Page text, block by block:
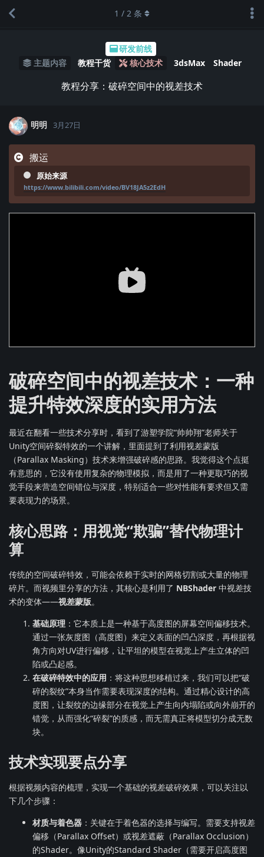
研发前线
主题内容
教程干货 核心技术 3dsMax Shader
教程分享：破碎空间中的视差技术
1 / 2 条
明明 3月27日
搬运
原始来源
https://www.bilibili.com/video/BV18JA5z2EdH
破碎空间中的视差技术：一种
提升特效深度的实用方法
最近在翻看一些技术分享时，看到了游塑学院“帅帅翔”老师关于
Unity空间碎裂特效的一个讲解，里面提到了利用视差蒙版
（Parallax Masking）技术来增强破碎感的思路。我觉得这个点挺
有意思的，它没有使用复杂的物理模拟，而是用了一种更取巧的视
觉手段来营造空间错位与深度，特别适合一些对性能有要求但又需
要表现力的场景。
核心思路：用视觉“欺骗”替代物理计
算
传统的空间破碎特效，可能会依赖于实时的网格切割或大量的物理
碎片。而视频里分享的方法，其核心是利用了 NBShader 中视差技
术的变体——视差蒙版。
基础原理 ：它本质上是一种基于高度图的屏幕空间偏移技术。
通过一张灰度图（高度图）来定义表面的凹凸深度，再根据视
角方向对UV进行偏移，让平坦的模型在视觉上产生立体的凹
陷或凸起感。
在破碎特效中的应用 ：将这种思想移植过来，我们可以把“破
碎的裂纹”本身当作需要表现深度的结构。通过精心设计的高
度图，让裂纹的边缘部分在视觉上产生向内塌陷或向外崩开的
错觉，从而强化“碎裂”的质感，而无需真正将模型切分成无数
块。
技术实现要点分享
根据视频内容的梳理，实现一个基础的视差破碎效果，可以关注以
下几个步骤：
材质与着色器 ：关键在于着色器的选择与编写。需要支持视差
偏移（Parallax Offset）或视差遮蔽（Parallax Occlusion）
的Shader。像Unity的Standard Shader（需要开启高度图